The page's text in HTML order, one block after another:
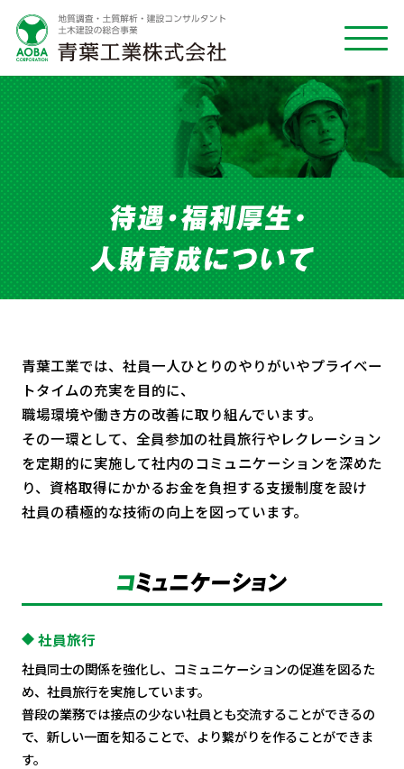
青葉工業では、社員一人ひとりのやりがいやプライベー
トタイムの充実を目的に、
職場環境や働き方の改善に取り組んでいます。
その一環として、全員参加の社員旅行やレクレーション
を定期的に実施して社内のコミュニケーションを深めた
り、資格取得にかかるお金を負担する支援制度を設け
社員の積極的な技術の向上を図っています。
社員旅行
社員同士の関係を強化し、コミュニケーションの促進を図るた
め、社員旅行を実施しています。
普段の業務では接点の少ない社員とも交流することができるの
で、新しい一面を知ることで、より繋がりを作ることができま
す。